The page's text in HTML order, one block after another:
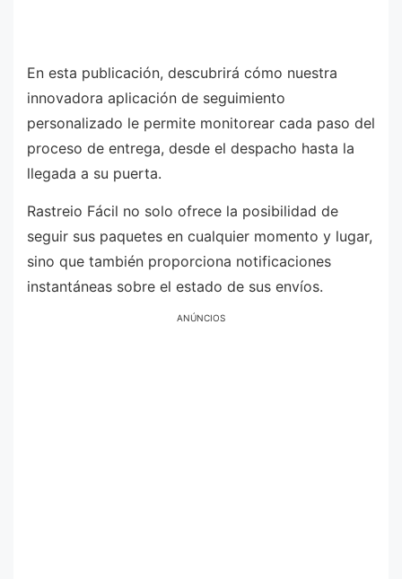
En esta publicación, descubrirá cómo nuestra
innovadora aplicación de seguimiento
personalizado le permite monitorear cada paso del
proceso de entrega, desde el despacho hasta la
llegada a su puerta.
Rastreio Fácil no solo ofrece la posibilidad de
seguir sus paquetes en cualquier momento y lugar,
sino que también proporciona notificaciones
instantáneas sobre el estado de sus envíos.
ANÚNCIOS